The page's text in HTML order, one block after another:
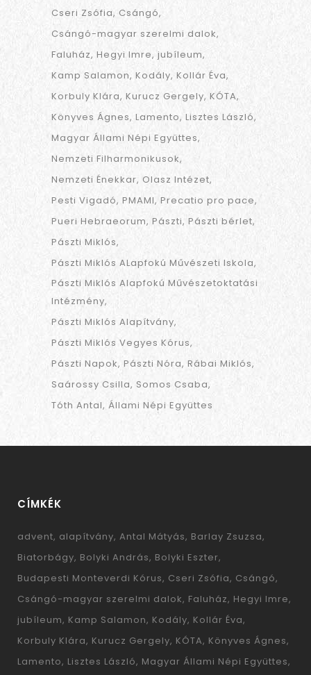
Cseri Zsófia Csángó
Csángó-magyar szerelmi dalok
Faluház Hegyi Imre jubíleum
Kamp Salamon Kodály Kollár Éva
Korbuly Klára Kurucz Gergely KÓTA
Könyves Ágnes Lamento Lisztes László
Magyar Állami Népi Együttes
Nemzeti Filharmonikusok
Nemzeti Énekkar Olasz Intézet
Pesti Vigadó PMAMI Precatio pro pace
Pueri Hebraeorum Pászti Pászti bérlet
Pászti Miklós
Pászti Miklós ALapfokú Művészeti Iskola
Pászti Miklós Alapfokú Művészetoktatási
Intézmény
Pászti Miklós Alapítvány
Pászti Miklós Vegyes Kórus
Pászti Napok Pászti Nóra Rábai Miklós
Saárossy Csilla Somos Csaba
Tóth Antal Állami Népi Együttes
CÍMKÉK
advent alapítvány Antal Mátyás Barlay Zsuzsa
Biatorbágy Bolyki András Bolyki Eszter
Budapesti Monteverdi Kórus Cseri Zsófia Csángó
Csángó-magyar szerelmi dalok Faluház Hegyi Imre
jubíleum Kamp Salamon Kodály Kollár Éva
Korbuly Klára Kurucz Gergely KÓTA Könyves Ágnes
Lamento Lisztes László Magyar Állami Népi Együttes